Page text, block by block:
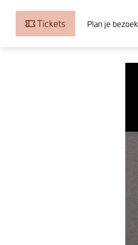
Tickets Plan je bezoek